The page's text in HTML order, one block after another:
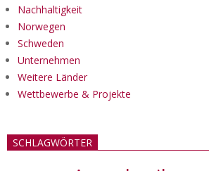
Nachhaltigkeit
Norwegen
Schweden
Unternehmen
Weitere Länder
Wettbewerbe & Projekte
SCHLAGWÖRTER